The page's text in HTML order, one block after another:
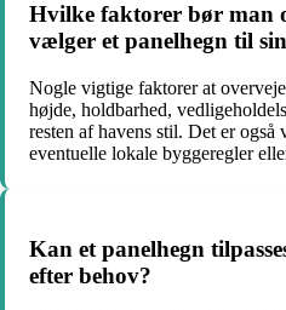
Hvilke faktorer bør man
vælger et panelhegn til
Nogle vigtige faktorer at
højde, holdbarhed,
resten af havens stil. Det er også
eventuelle lokale byggeregler
Kan et panelhegn
efter behov?